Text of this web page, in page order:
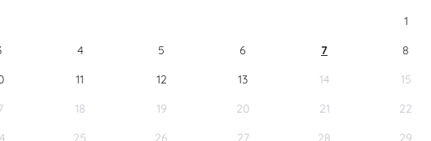
1
4 5 6 7
8
11 12 13 14
15
18 19 20 21
22
25 26 27 28
29